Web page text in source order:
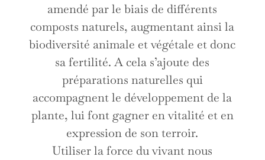
amendé par le biais de différents
composts naturels, augmentant ainsi la
biodiversité animale et végétale et donc
sa fertilité. A cela s’ajoute des
préparations naturelles qui
accompagnent le développement de la
plante, lui font gagner en vitalité et en
expression de son terroir.
Utiliser la force du vivant nous